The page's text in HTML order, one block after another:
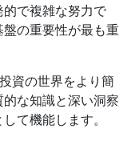
で複雑な努力で
の重要性が最も重
資の世界をより簡
な知識と深い洞察
て機能します。